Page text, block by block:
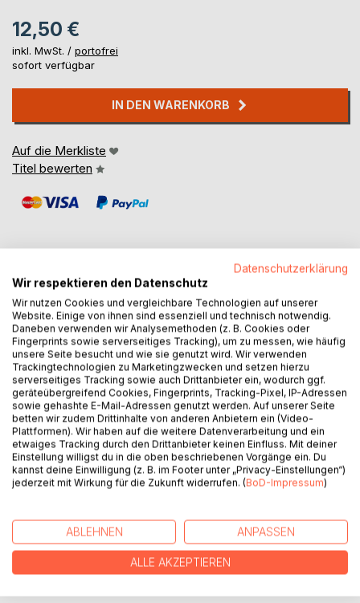
12,50 €
inkl. MwSt. / portofrei
sofort verfügbar
IN DEN WARENKORB
Auf die Merkliste
Titel bewerten
BESCHREIBUNG
Jens Korbus schreibt über die Beziehung zwischen einer
Südkoreanerin und einem Deutschen, die krisenhaft beginnt
und glücklich endet, und über einen Philosophieprofessor,
der einer Weimarer Stadtführerin verfällt. Er erzählt aus
dem Leben des Dichters Jakob van Hoddis und die
Geschichte seiner Heilanstalt, zwei große Villen in Bendorf
am Rhein, in denen der Expressionist seine letzten neun
Lebensjahre verbrachte, bevor er 1942 mit fast 600
anderen Pfleglingen deportiert wurde. Die letzte
Geschichte erzählt aus der Sicht von Marie Johanne Fichte
berühmten Philosophen des Deutschen Idealismus.
Datenschutzerklärung
Wir respektieren den Datenschutz
Wir nutzen Cookies und vergleichbare Technologien auf unserer
Website. Einige von ihnen sind essenziell und technisch notwendig.
Daneben verwenden wir Analysemethoden (z. B. Cookies oder
Fingerprints sowie serverseitiges Tracking), um zu messen, wie häufig
unsere Seite besucht und wie sie genutzt wird. Wir verwenden
Trackingtechnologien zu Marketingzwecken und setzen hierzu
serverseitiges Tracking sowie auch Drittanbieter ein, wodurch ggf.
geräteübergreifend Cookies, Fingerprints, Tracking-Pixel, IP-Adressen
sowie gehashte E-Mail-Adressen genutzt werden. Auf unserer Seite
betten wir zudem Drittinhalte von anderen Anbietern ein (Video-
Plattformen). Wir haben auf die weitere Datenverarbeitung und ein
etwaiges Tracking durch den Drittanbieter keinen Einfluss. Mit deiner
Einstellung willigst du in die oben beschriebenen Vorgänge ein. Du
kannst deine Einwilligung (z. B. im Footer unter „Privacy-Einstellungen“)
jederzeit mit Wirkung für die Zukunft widerrufen. (BoD-Impressum)
ABLEHNEN ANPASSEN
ALLE AKZEPTIEREN